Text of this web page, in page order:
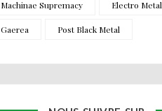
Machinae Supremacy Electro Metal
Gaerea Post Black Metal